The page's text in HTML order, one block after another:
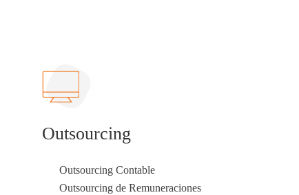
Outsourcing
Outsourcing Contable
Outsourcing de Remuneraciones